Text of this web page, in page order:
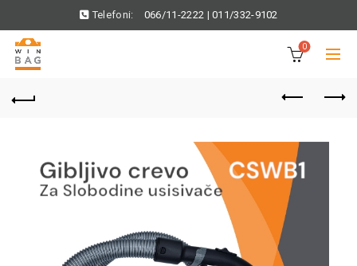
Telefoni: 066/11-2222 |011/332-9102
0